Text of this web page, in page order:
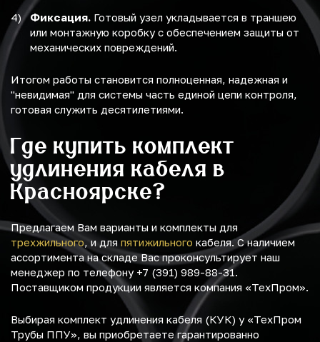
Фиксация. Готовый узел укладывается в траншею
или монтажную коробку с обеспечением защиты от
механических повреждений.
Итогом работы становится полноценная, надежная и
"невидимая" для системы часть единой цепи контроля,
готовая служить десятилетиями.
Где купить комплект
удлинения кабеля в
Красноярске?
Предлагаем Вам варианты и комплекты для
трехжильного, и для пятижильного кабеля. С наличием
ассортимента на складе Вас проконсультирует наш
менеджер по телефону +7 (391) 989-88-31.
Поставщиком продукции является компания «ТехПром».
Выбирая комплект удлинения кабеля (КУК) у «ТехПром
Трубы ППУ», вы приобретаете гарантированно